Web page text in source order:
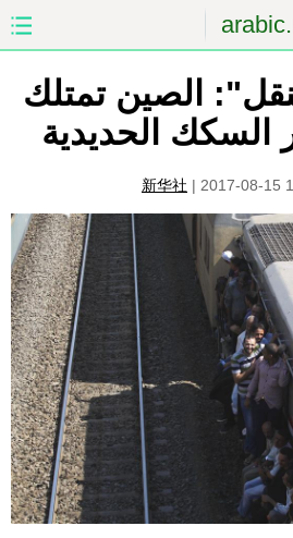
الشرق الأوسط
الاقتصاد
العلوم والصحة
الرياضة
مؤتمر صحفى للخارجية
الصين تمتلك
السكك الحديدية
新华社 | 2017-08-15